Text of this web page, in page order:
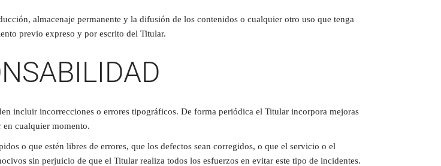
almacenaje permanente y la difusión de los contenidos o cualquier otro uso que tenga
previo expreso y por escrito del Titular.
incluir incorrecciones o errores tipográficos. De forma periódica el Titular incorpora mejoras
cualquier momento.
o que estén libres de errores, que los defectos sean corregidos, o que el servicio o el
sin perjuicio de que el Titular realiza todos los esfuerzos en evitar este tipo de incidentes.